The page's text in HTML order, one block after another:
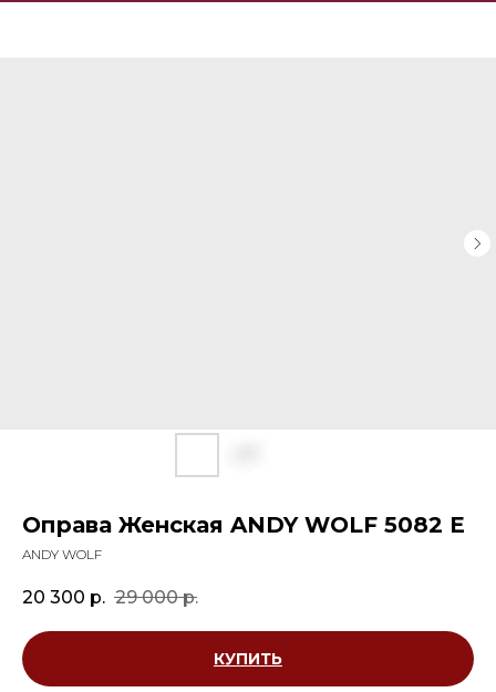
Оправа Женская ANDY WOLF 5082 E
ANDY WOLF
20 300 р. 29 000 р.
КУПИТЬ